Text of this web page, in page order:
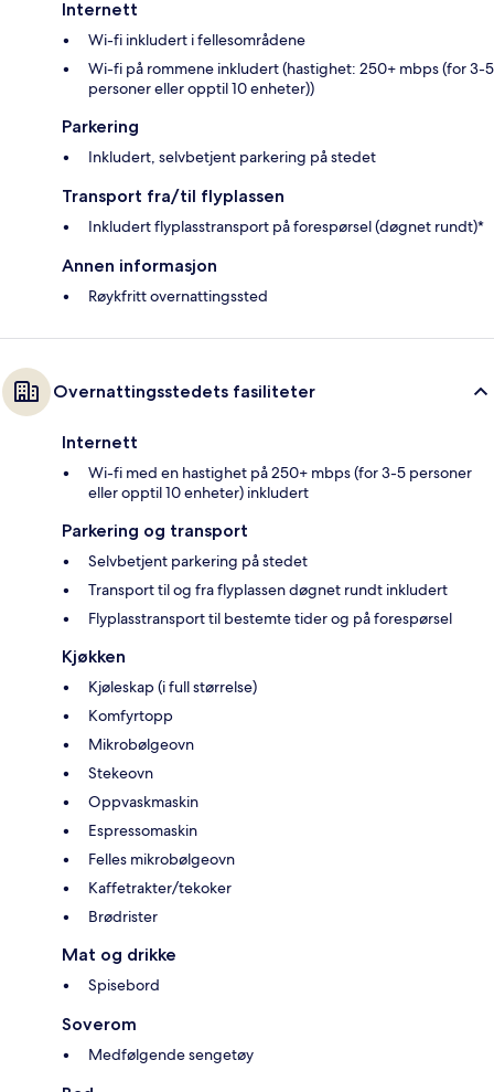
Internett
Wi-fi inkludert i fellesområdene
Wi-fi på rommene inkludert (hastighet: 250+ mbps (for 3-5
personer eller opptil 10 enheter))
Parkering
Inkludert, selvbetjent parkering på stedet
Transport fra/til flyplassen
Inkludert flyplasstransport på forespørsel (døgnet rundt)*
Annen informasjon
Røykfritt overnattingssted
Overnattingsstedets fasiliteter
Internett
Wi-fi med en hastighet på 250+ mbps (for 3-5 personer
eller opptil 10 enheter) inkludert
Parkering og transport
Selvbetjent parkering på stedet
Transport til og fra flyplassen døgnet rundt inkludert
Flyplasstransport til bestemte tider og på forespørsel
Kjøkken
Kjøleskap (i full størrelse)
Komfyrtopp
Mikrobølgeovn
Stekeovn
Oppvaskmaskin
Espressomaskin
Felles mikrobølgeovn
Kaffetrakter/tekoker
Brødrister
Mat og drikke
Spisebord
Soverom
Medfølgende sengetøy